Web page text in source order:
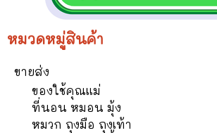
หมวดหมู่สินค้า
ขายส่ง
ของใช้คุณแม่
ที่นอน หมอน มุ้ง
หมวก ถุงมือ ถุงเท้า